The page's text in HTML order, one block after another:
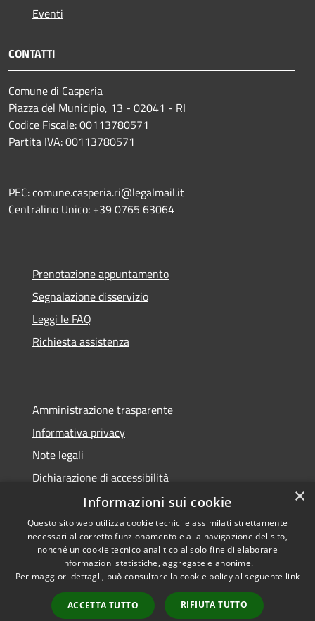
Eventi
CONTATTI
Comune di Casperia
Piazza del Municipio, 13 - 02041 - RI
Codice Fiscale: 00113780571
Partita IVA: 00113780571
PEC: comune.casperia.ri@legalmail.it
Centralino Unico: +39 0765 63064
Prenotazione appuntamento
Segnalazione disservizio
Leggi le FAQ
Richiesta assistenza
Amministrazione trasparente
Informativa privacy
Note legali
Dichiarazione di accessibilità
Accessibilità
Privacy
Mappa del sito
Copyright © 2026 • Comune di
Casperia • Powered by
Municipium•Accesso
redazione
×
Informazioni sui cookie
Questo sito web utilizza cookie tecnici e assimilati strettamente
necessari al corretto funzionamento e alla navigazione del sito,
nonché un cookie tecnico analitico al solo fine di elaborare
informazioni statistiche, aggregate e anonime.
Per maggiori dettagli, può consultare la cookie policy al seguente link
ACCETTA TUTTO RIFIUTA TUTTO